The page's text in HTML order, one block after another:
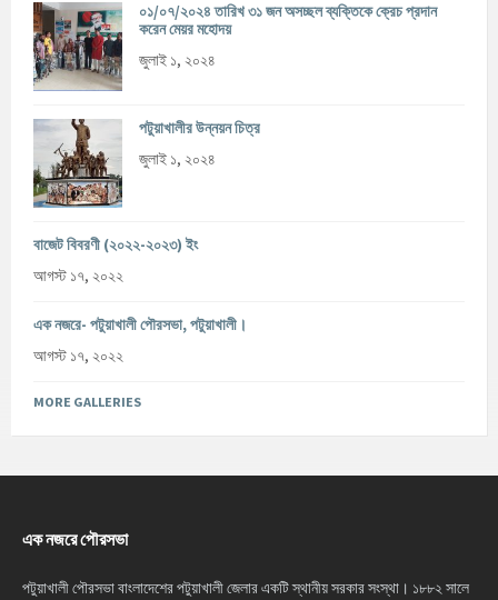
০১/০৭/২০২৪ তারিখ ৩১ জন অসচ্ছল ব্যক্তিকে ক্রেচ প্রদান
করেন মেয়র মহোদয়
জুলাই ১, ২০২৪
পটুয়াখালীর উন্নয়ন চিত্র
জুলাই ১, ২০২৪
বাজেট বিবরণী (২০২২-২০২৩) ইং
আগস্ট ১৭, ২০২২
এক নজরে- পটুয়াখালী পৌরসভা, পটুয়াখালী।
আগস্ট ১৭, ২০২২
MORE GALLERIES
এক নজরে পৌরসভা
পটুয়াখালী পৌরসভা বাংলাদেশের পটুয়াখালী জেলার একটি স্থানীয় সরকার সংস্থা। ১৮৮২ সালে